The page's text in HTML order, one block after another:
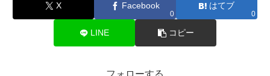
X Facebook
0
はてブ
0
LINE コピー